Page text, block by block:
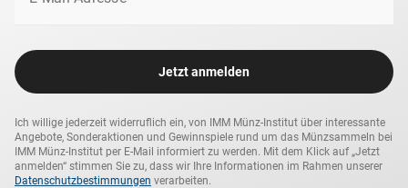
‘‘Das Geld der Welt – Raritäten’‘!
Jetzt anmelden
Ich willige jederzeit widerruflich ein, von IMM Münz-Institut über interessante
Angebote, Sonderaktionen und Gewinnspiele rund um das Münzsammeln bei
IMM Münz-Institut per E-Mail informiert zu werden. Mit dem Klick auf „Jetzt
anmelden“ stimmen Sie zu, dass wir Ihre Informationen im Rahmen unserer
Datenschutzbestimmungen verarbeiten.